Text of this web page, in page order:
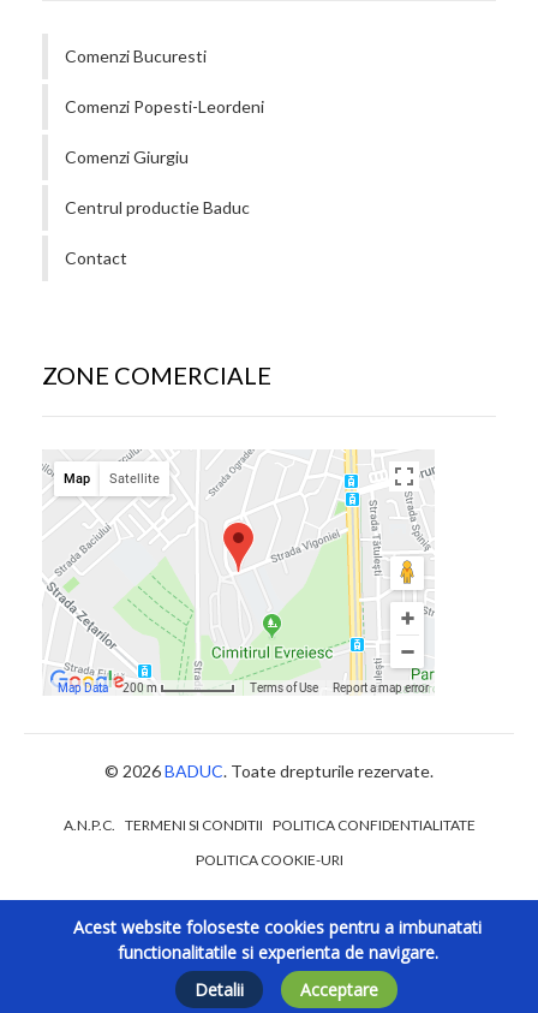
Comenzi Bucuresti
Comenzi Popesti-Leordeni
Comenzi Giurgiu
Centrul productie Baduc
Contact
ZONE COMERCIALE
© 2026BADUC. Toate drepturile rezervate.
A.N.P.C. TERMENI SI CONDITII POLITICA CONFIDENTIALITATE
POLITICA COOKIE-URI
Acest website foloseste cookies pentru a imbunatati
functionalitatile si experienta de navigare.
Detalii
Acceptare